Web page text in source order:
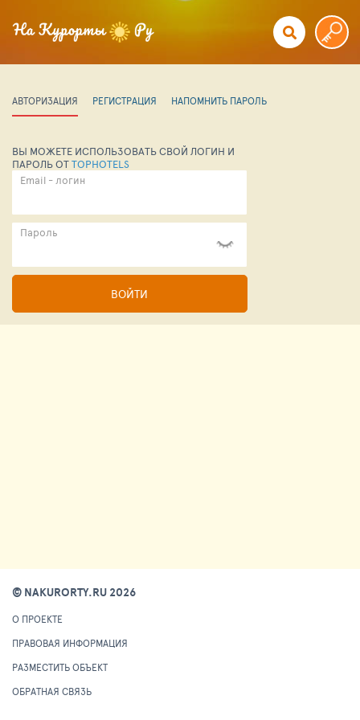
АВТОРИЗАЦИЯ РЕГИСТРАЦИЯ НАПОМНИТЬ ПАРОЛЬ
ВЫ МОЖЕТЕ ИСПОЛЬЗОВАТЬ СВОЙ ЛОГИН И
ПАРОЛЬ ОТTOPHOTELS
Email - логин
Пароль
ВОЙТИ
© NAKURORTY.RU 2026
О ПРОЕКТЕ
ПРАВОВАЯ ИНФОРМАЦИЯ
РАЗМЕСТИТЬ ОБЪЕКТ
ОБРАТНАЯ СВЯЗЬ